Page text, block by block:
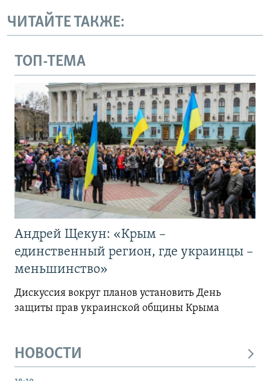
ЧИТАЙТЕ ТАКЖЕ:
ТОП-ТЕМА
Андрей Щекун: «Крым –
единственный регион, где украинцы –
меньшинство»
Дискуссия вокруг планов установить День
защиты прав украинской общины Крыма
НОВОСТИ